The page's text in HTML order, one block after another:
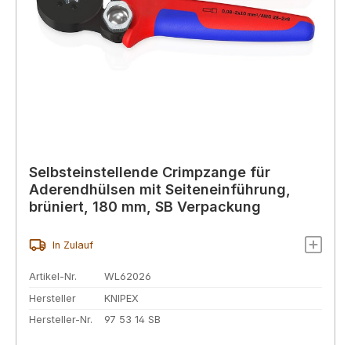
Selbsteinstellende Crimpzange für
Aderendhülsen mit Seiteneinführung,
brüniert, 180 mm, SB Verpackung
In Zulauf
Artikel-Nr.
WL62026
Hersteller
KNIPEX
Hersteller-Nr.
97 53 14 SB